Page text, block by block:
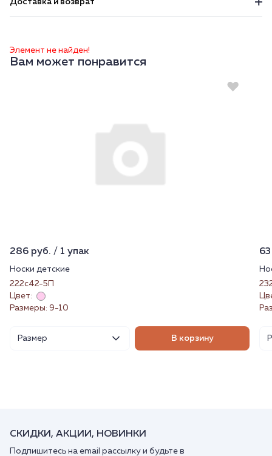
Доставка и возврат
Элемент не найден!
Вам может понравится
286 руб. / 1 упак
Носки детские
222с42-5П
Цвет:
Размеры: 9-10
Размер В корзину
СКИДКИ, АКЦИИ, НОВИНКИ
Подпишитесь на email рассылку и будьте в